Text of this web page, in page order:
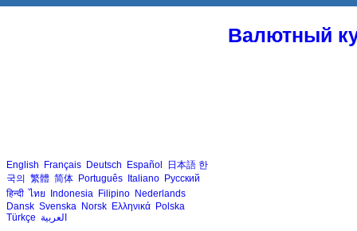
Валютный
English Français Deutsch Español 日本語 한
국의 繁體 简体 Português Italiano Русский
हिन्दी ไทย Indonesia Filipino Nederlands
Dansk Svenska Norsk Ελληνικά Polska
Türkçe العربية